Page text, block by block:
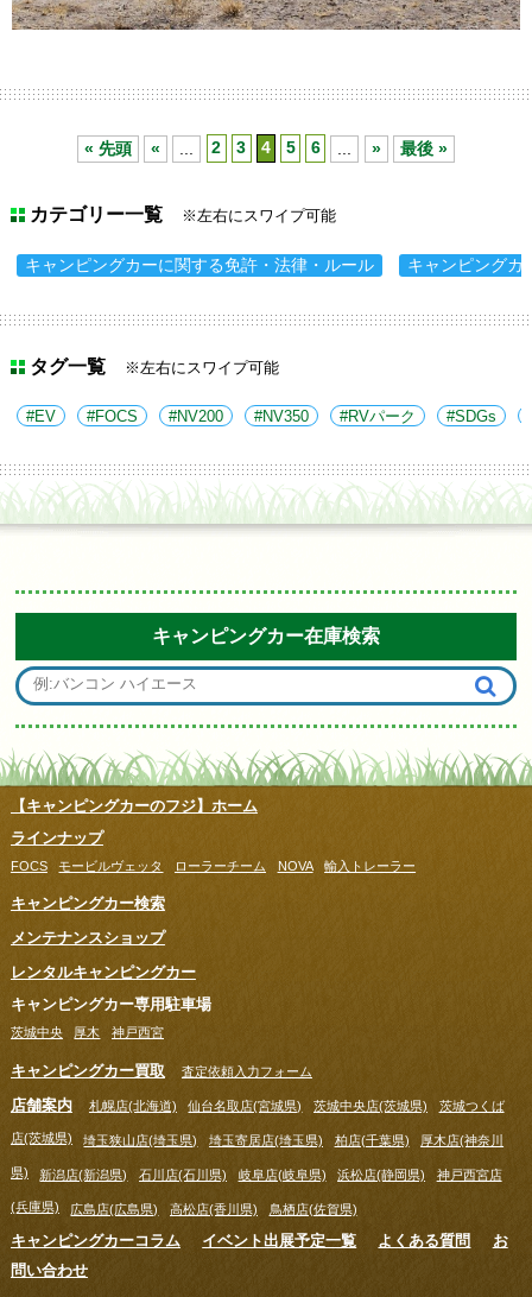
« 先頭 « 2 3 4 5 6 » 最後 »
カテゴリー一覧 ※左右にスワイプ可能
キャンピングカーに関する免許・法律・ルール キャンピングカ
タグ一覧 ※左右にスワイプ可能
EV FOCS NV200 NV350 RVパーク SDGs
キャンピングカー在庫検索
【キャンピングカーのフジ】ホーム
ラインナップ
FOCS モービルヴェッタ ローラーチーム NOVA 輸入トレーラー
キャンピングカー検索
メンテナンスショップ
レンタルキャンピングカー
キャンピングカー専用駐車場
茨城中央 厚木 神戸西宮
キャンピングカー買取 査定依頼入力フォーム
店舗案内 札幌店(北海道) 仙台名取店(宮城県) 茨城中央店(茨城県) 茨城つくば
店(茨城県) 埼玉狭山店(埼玉県) 埼玉寄居店(埼玉県) 柏店(千葉県) 厚木店(神奈川
県) 新潟店(新潟県) 石川店(石川県) 岐阜店(岐阜県) 浜松店(静岡県) 神戸西宮店
(兵庫県) 広島店(広島県) 高松店(香川県) 鳥栖店(佐賀県)
キャンピングカーコラム イベント出展予定一覧 よくある質問
お
問い合わせ